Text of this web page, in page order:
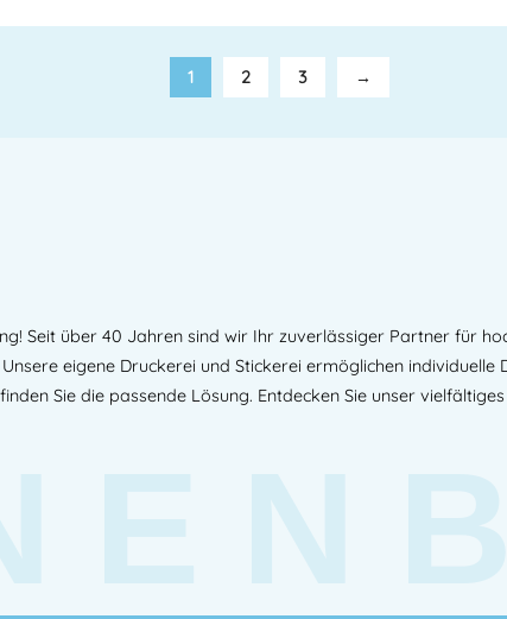
1 2 3 →
Seit über 40 Jahren sind wir Ihr zuverlässiger Partner für
eigene Druckerei und Stickerei ermöglichen individuelle
Sie die passende Lösung. Entdecken Sie unser